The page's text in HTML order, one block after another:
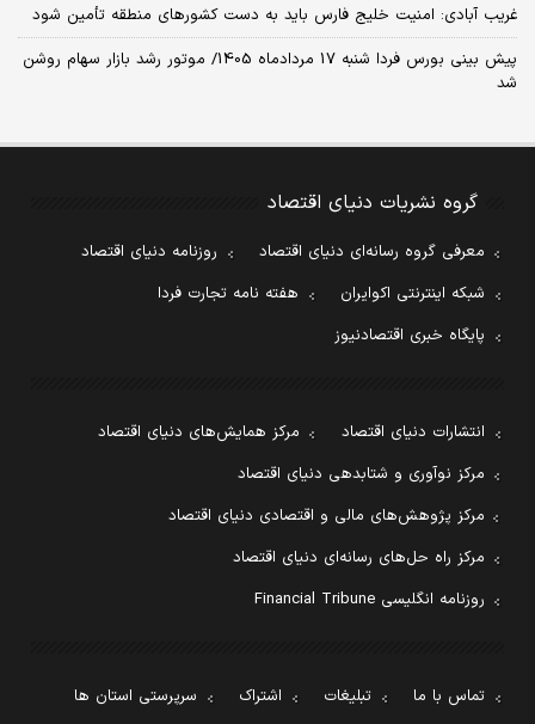
غریب آبادی: امنیت خلیج فارس باید به دست کشورهای منطقه تأمین شود
پیش بینی بورس فردا شنبه 17 مردادماه 1405/ موتور رشد بازار سهام روشن
شد
گروه نشریات دنیای اقتصاد
معرفی گروه رسانه‌ای دنیای اقتصاد
روزنامه دنیای اقتصاد
شبکه اینترنتی اکوایران
هفته نامه تجارت فردا
پایگاه خبری اقتصادنیوز
انتشارات دنیای اقتصاد
مرکز همایش‌های دنیای اقتصاد
مرکز نوآوری و شتابدهی دنیای اقتصاد
مرکز پژوهش‌های مالی و اقتصادی دنیای اقتصاد
مرکز راه حل‌های رسانه‌ای دنیای اقتصاد
روزنامه انگلیسی Financial Tribune
تماس با ما تبلیغات اشتراک
سرپرستی استان ها